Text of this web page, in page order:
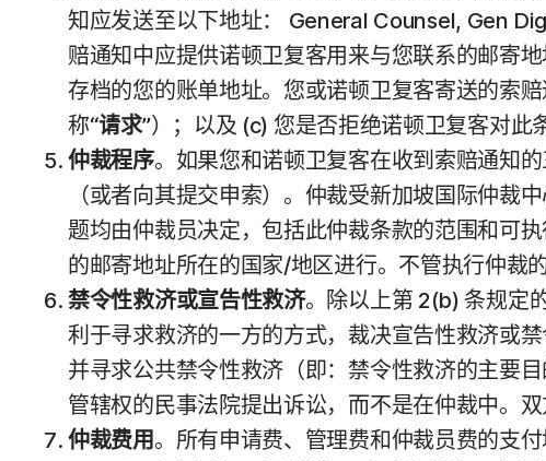
知应发送至以下地址： General Counsel, Gen
赔通知中应提供诺顿卫复客用来与您联系的邮寄
存档的您的账单地址。您或诺顿卫复客寄送的索
称“请求”）；以及 (c) 您是否拒绝诺顿卫复客对此
仲裁程序。如果您和诺顿卫复客在收到索赔通知
（或者向其提交申索）。仲裁受新加坡国际仲裁
题均由仲裁员决定，包括此仲裁条款的范围和可
的邮寄地址所在的国家/地区进行。不管执行仲裁
禁令性救济或宣告性救济。除以上第 2(b) 条规定
利于寻求救济的一方的方式，裁决宣告性救济或
并寻求公共禁令性救济（即：禁令性救济的主要
管辖权的民事法院提出诉讼，而不是在仲裁中。
仲裁费用。所有申请费、管理费和仲裁员费的支